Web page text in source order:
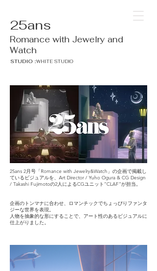
25ans
Romance with Jewelry and
Watch
STUDIO：WHITE STUDIO
25ans 2月号「Romance with Jewelry&Watch」の企画で掲載し
ているビジュアルを、Art Director / Yuho Ogura & CG Design
/ Takashi Fujimotoの2人によるCGユニット”CLAF”が担当。
企画のトンマナに合わせ、ロマンチックでちょっぴりファンタ
ジーな世界を表現。
人物を抽象的な形にすることで、アート性のあるビジュアルに
仕上がりました。